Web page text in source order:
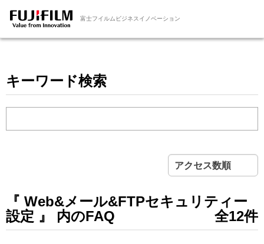
富士フイルムビジネスイノベーション
キーワード検索
アクセス数順
『 Web&メール&FTPセキュリティー
設定 』 内のFAQ
全12件